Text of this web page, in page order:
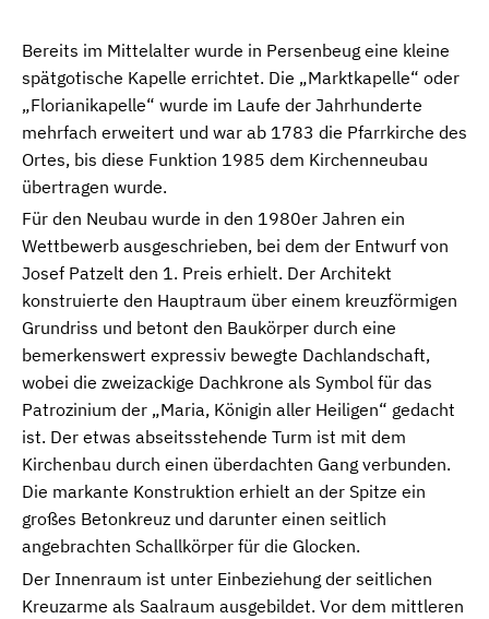
Bereits im Mittelalter wurde in Persenbeug eine kleine
spätgotische Kapelle errichtet. Die „Marktkapelle“ oder
„Florianikapelle“ wurde im Laufe der Jahrhunderte
mehrfach erweitert und war ab 1783 die Pfarrkirche des
Ortes, bis diese Funktion 1985 dem Kirchenneubau
übertragen wurde.
Für den Neubau wurde in den 1980er Jahren ein
Wettbewerb ausgeschrieben, bei dem der Entwurf von
Josef Patzelt den 1. Preis erhielt. Der Architekt
konstruierte den Hauptraum über einem kreuzförmigen
Grundriss und betont den Baukörper durch eine
bemerkenswert expressiv bewegte Dachlandschaft,
wobei die zweizackige Dachkrone als Symbol für das
Patrozinium der „Maria, Königin aller Heiligen“ gedacht
ist. Der etwas abseitsstehende Turm ist mit dem
Kirchenbau durch einen überdachten Gang verbunden.
Die markante Konstruktion erhielt an der Spitze ein
großes Betonkreuz und darunter einen seitlich
angebrachten Schallkörper für die Glocken.
Der Innenraum ist unter Einbeziehung der seitlichen
Kreuzarme als Saalraum ausgebildet. Vor dem mittleren